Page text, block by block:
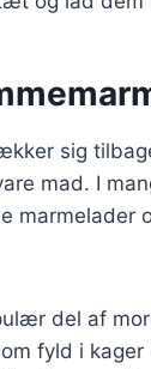
sig
mad. I
marmelader
del af
fyld i